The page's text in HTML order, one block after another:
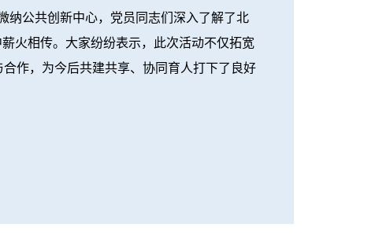
公共创新中心，党员同志们深入了解了北
火相传。大家纷纷表示，此次活动不仅拓宽
作，为今后共建共享、协同育人打下了良好